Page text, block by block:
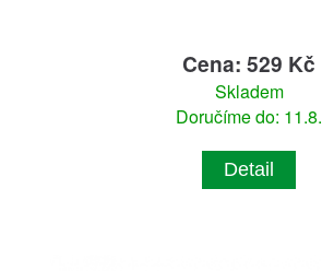
Cena: 529 Kč
Skladem
Doručíme do: 11.8.
Detail